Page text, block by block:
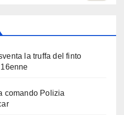
la truffa del finto
comando Polizia